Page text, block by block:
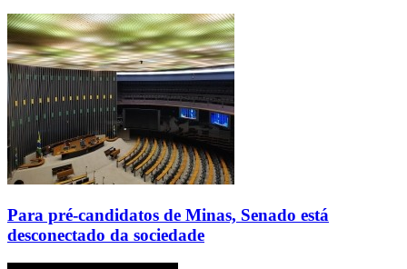
Para pré-candidatos de Minas, Senado está
desconectado da sociedade